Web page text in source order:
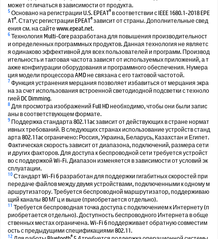
может отличаться в зависимости от продукта.
5Основано на регистрации U.S. EPEAT®в соответствии с IEEE 1680.1-2018 EPE
AT®. Статус регистрации EPEAT®зависит от страны. Дополнительные свед
ения см. на сайте www.epeat.net.
6Технология Multi-Core разработана для повышения производительност
и определенных программных продуктов. Данная технология не являетс
я одинаково эффективной для всех пользователей и программ. Производ
ительность и тактовая частота зависят от используемых приложений, а т
акже конфигурации оборудования и программного обеспечения. Нумера
ция модели процессора AMD не связана с его тактовой частотой.
7Функция устранения мерцания позволяет избавиться от мерцания экра
на за счет использования встроенной светодиодной подсветки с техноло
гией DC Dimming.
8Для просмотра изображений Full HD необходимо, чтобы они были запис
аны в соответствующем формате.
9 Поддержка стандарта 802.11ac зависит от действующих в стране нормат
ивных требований. В следующих странах использование устройств станд
арта 802.11ac ограничено: Россия, Украина, Беларусь, Казахстан и Египет.
Фактическая скорость зависит от диапазона, подключений, размера сети
и других факторов. Для доступа к беспроводной сети требуется устройст
во с поддержкой Wi-Fi. Диапазон изменяется в зависимости от условий эк
сплуатации.
10Стандарт Wi-Fi 6 разработан для поддержки гигабитных скоростей при
передаче файлов между двумя устройствами, подключенными к одному м
аршрутизатору. Требуется беспроводной маршрутизатор, поддерживаю
щий каналы 80 МГц и выше (приобретается отдельно).
11Требуется беспроводная точка доступа с подключением к Интернету (п
риобретается отдельно). Доступность беспроводного Интернета в обще
ственных местах ограничена. Wi-Fi 6 поддерживает обратную совместим
ость с предыдущими спецификациями 802.11.
12 ®